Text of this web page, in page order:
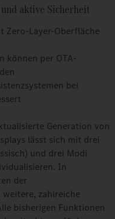
aktive Sicherheit
Zero-Layer-Oberfläche
können per OTA-
bei
Generation von
lässt sich mit drei
und drei Modi
In
der
zahlreiche
bisherigen Funktionen